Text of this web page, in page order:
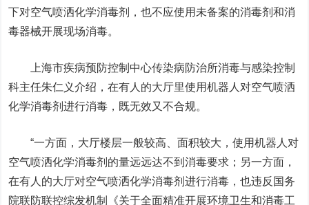
下对空气喷洒化学消毒剂，也不应使用未备案的消毒剂和消
毒器械开展现场消毒。
上海市疾病预防控制中心传染病防治所消毒与感染控制
科主任朱仁义介绍，在有人的大厅里使用机器人对空气喷洒
化学消毒剂进行消毒， 既无效又不合规。
“一方面，大厅楼层一般较高、面积较大，使用机器人对
空气喷洒化学消毒剂的量远远达不到消毒要求；另一方面，
在有人的大厅对空气喷洒化学消毒剂进行消毒，也违反国务
院联防联控综发机制《关于全面精准开展环境卫生和消毒工